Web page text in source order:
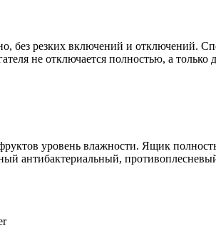
без резких включений и отключений.
не отключается полностью, а
уровень влажности. Ящик
антибактериальный,